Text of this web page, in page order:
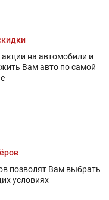
на автомобили и
Вам авто по самой
позволят Вам выбрать
условиях